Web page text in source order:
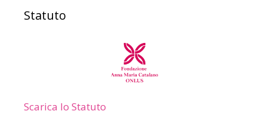
Statuto
Scarica lo Statuto